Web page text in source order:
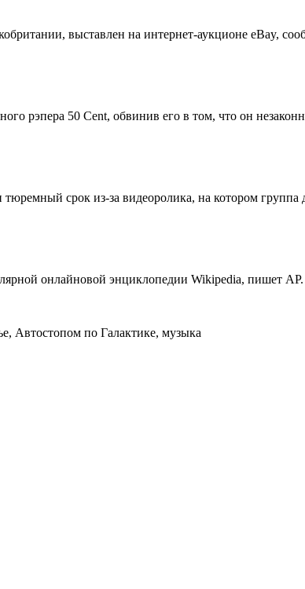
выставлен на интернет-аукционе eBay,
рэпера 50 Cent, обвинив его в том, что он
срок из-за видеоролика, на котором группа
онлайновой энциклопедии Wikipedia, пишет АР.
Автостопом по Галактике, музыка